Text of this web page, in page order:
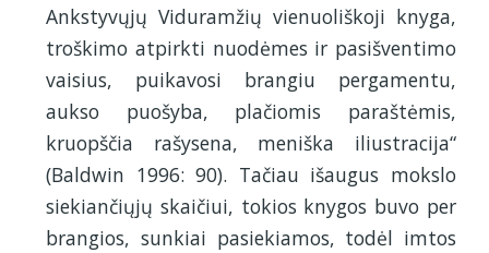
Ankstyvųjų Viduramžių vienuoliškoji knyga,
troškimo atpirkti nuodėmes ir pasišventimo
vaisius, puikavosi brangiu pergamentu,
aukso puošyba, plačiomis paraštėmis,
kruopščia rašysena, meniška iliustracija“
(Baldwin 1996: 90). Tačiau išaugus mokslo
siekiančiųjų skaičiui, tokios knygos buvo per
brangios, sunkiai pasiekiamos, todėl imtos